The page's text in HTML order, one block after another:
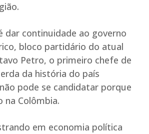
dar continuidade ao governo
bloco partidário do atual
Petro, o primeiro chefe de
da história do país
pode se candidatar porque
na Colômbia.
em economia política